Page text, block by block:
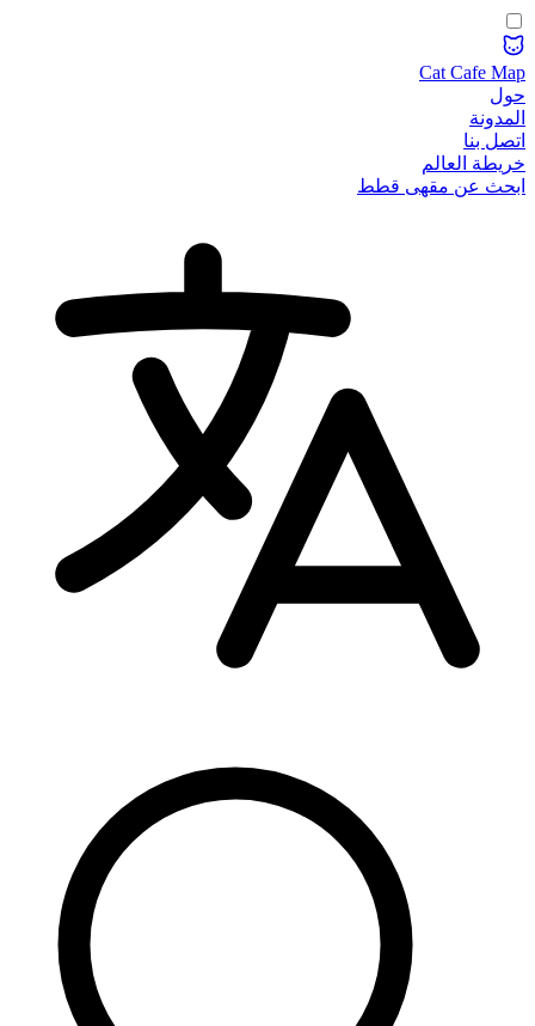
Cat Cafe Map
حول
المدونة
اتصل بنا
خريطة العالم
ابحث عن مقهى قطط